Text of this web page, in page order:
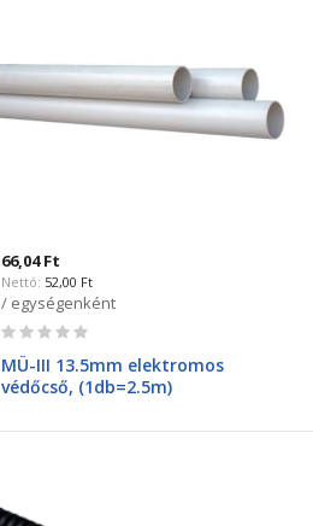
66,04 Ft
52,00 Ft
/ egységenként
Rating:
0%
MÜ-III 13.5mm elektromos
védőcső, (1db=2.5m)